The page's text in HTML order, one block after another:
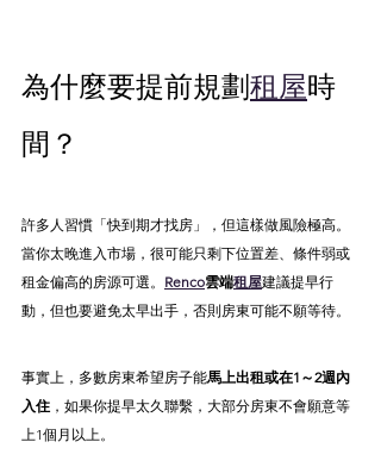
為什麼要提前規劃租屋時
間？
許多人習慣「快到期才找房」，但這樣做風險極高。
當你太晚進入市場，很可能只剩下位置差、條件弱或
租金偏高的房源可選。 Renco雲端租屋建議提早行
動，但也要避免太早出手，否則房東可能不願等待。
事實上，多數房東希望房子能馬上出租或在1～2週內
入住 ，如果你提早太久聯繫，大部分房東不會願意等
上1個月以上。